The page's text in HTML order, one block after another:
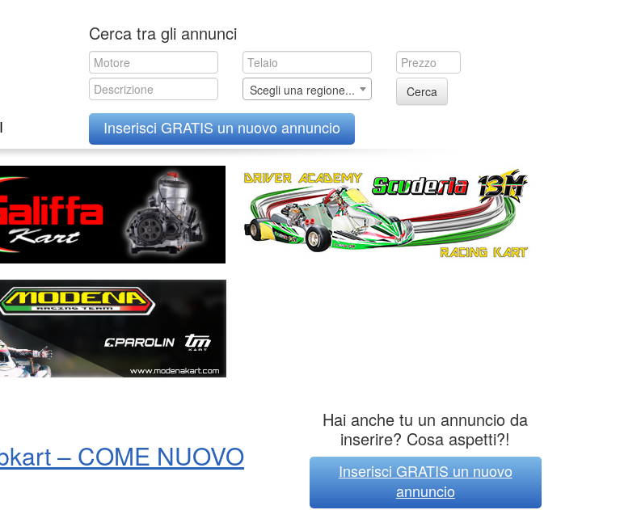
to
content
Cerca tra gli annunci
Scegli una regione... Cerca
Inserisci GRATIS un nuovo annuncio
– COME NUOVO
Hai anche tu un annuncio da
inserire? Cosa aspetti?!
Inserisci GRATIS un nuovo
annuncio